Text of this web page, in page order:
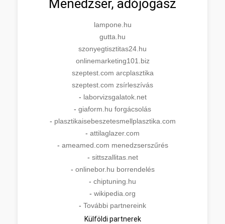
Menedzser, adójogász
lampone.hu
gutta.hu
szonyegtisztitas24.hu
onlinemarketing101.biz
szeptest.com arcplasztika
szeptest.com zsírleszívás
- laborvizsgalatok.net
- giaform.hu forgácsolás
- plasztikaisebeszetesmellplasztika.com
- attilaglazer.com
- ameamed.com menedzserszűrés
- sittszallitas.net
- onlinebor.hu borrendelés
- chiptuning.hu
- wikipedia.org
- További partnereink
Külföldi partnerek